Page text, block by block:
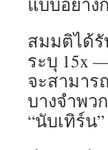
สมมติได้รั
ระบุ 15x
จะสามาร
บางจำพว
“นับเทิร์น